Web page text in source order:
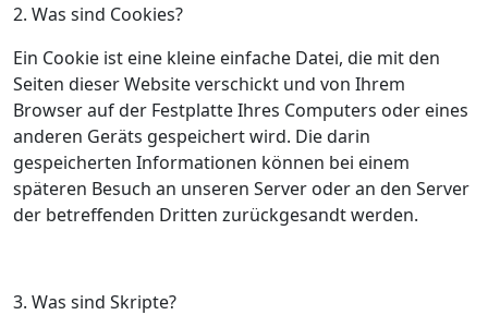
2. Was sind Cookies?
Ein Cookie ist eine kleine einfache Datei, die mit den
Seiten dieser Website verschickt und von Ihrem
Browser auf der Festplatte Ihres Computers oder eines
anderen Geräts gespeichert wird. Die darin
gespeicherten Informationen können bei einem
späteren Besuch an unseren Server oder an den Server
der betreffenden Dritten zurückgesandt werden.
3. Was sind Skripte?